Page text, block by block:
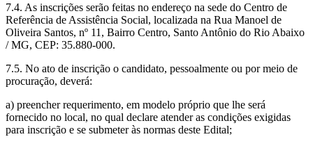
7.4. As inscrições serão feitas no endereço na sede do Centro de
Referência de Assistência Social, localizada na Rua Manoel de
Oliveira Santos, nº 11, Bairro Centro, Santo Antônio do Rio Abaixo
/ MG, CEP: 35.880-000.
7.5. No ato de inscrição o candidato, pessoalmente ou por meio de
procuração, deverá:
a) preencher requerimento, em modelo próprio que lhe será
fornecido no local, no qual declare atender as condições exigidas
para inscrição e se submeter às normas deste Edital;